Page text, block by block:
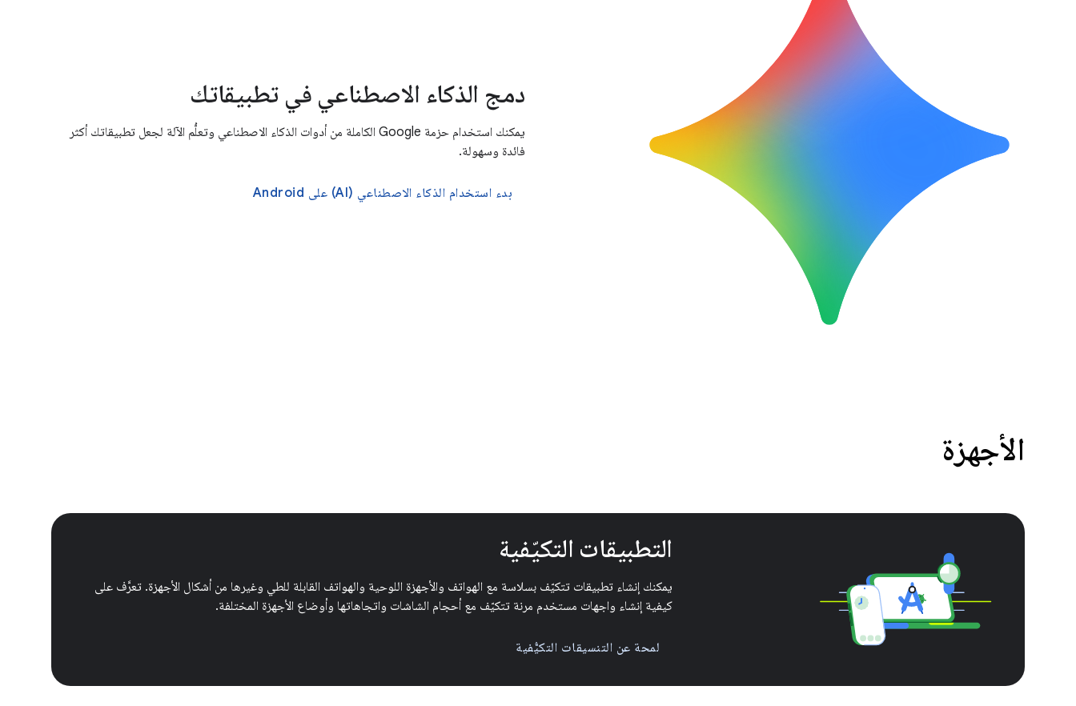
دمج الذكاء الاصطناعي في تطبيقاتك
يمكنك استخدام حزمة Google الكاملة من أدوات الذكاء الاصطناعي وتعلُّم الآلة لجعل تطبيقاتك أكثر
فائدة وسهولة.
بدء استخدام الذكاء الاصطناعي (AI) على Android
الأجهزة
التطبيقات التكيّفية
يمكنك إنشاء تطبيقات تتكيّف بسلاسة مع الهواتف والأجهزة اللوحية والهواتف القابلة للطي وغيرها من أشكال الأجهزة. تعرَّف على
كيفية إنشاء واجهات مستخدم مرنة تتكيّف مع أحجام الشاشات واتجاهاتها وأوضاع الأجهزة المختلفة.
لمحة عن التنسيقات التكيُّفية